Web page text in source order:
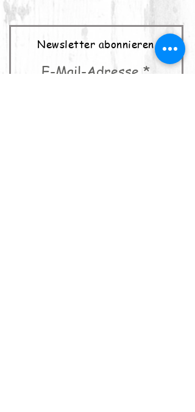
Newsletter abonnieren
E-Mail-Adresse